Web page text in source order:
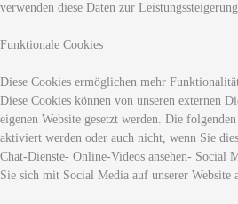
verwenden diese Daten zur
Funktionale Cookies
Diese Cookies ermöglichen mehr
Diese Cookies können von unseren externen
eigenen Website gesetzt werden. Die
aktiviert werden oder auch nicht, wenn Sie
Chat-Dienste- Online-Videos ansehen- Social
Sie sich mit Social Media auf unserer Website